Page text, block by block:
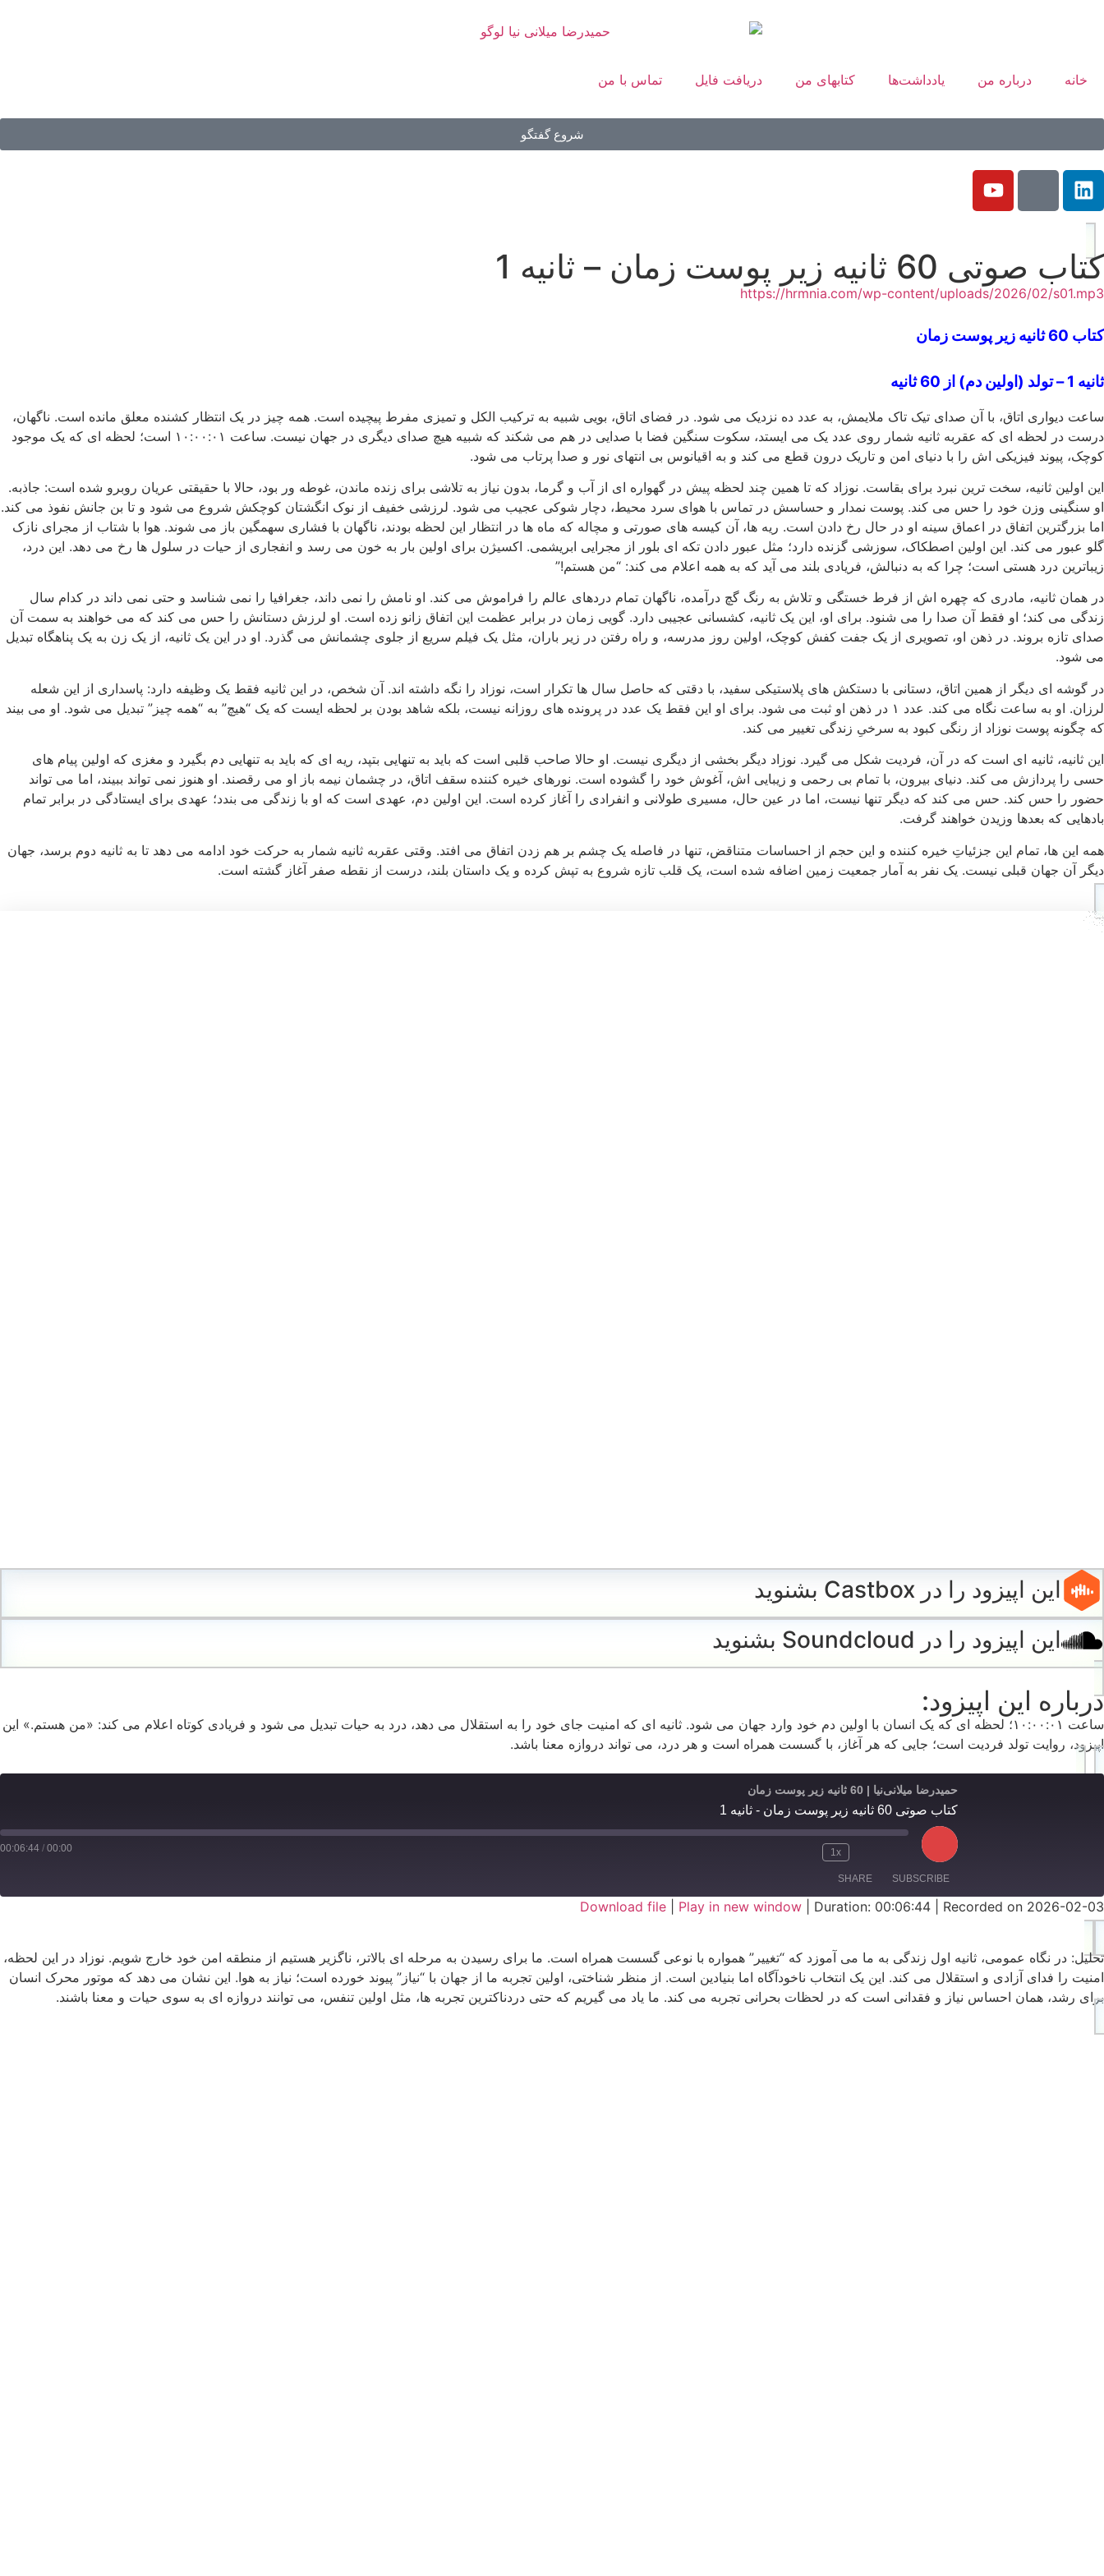
خانه درباره من یادداشت‌ها کتابهای من دریافت فایل تماس با من
شروع گفتگو
کتاب صوتی 60 ثانیه زیر پوست زمان – ثانیه 1
https://hrmnia.com/wp-content/uploads/2026/02/s01.mp3
کتاب 60 ثانیه زیر پوست زمان
ثانیه 1 – تولد (اولین دم) از 60 ثانیه
ساعت دیواری اتاق، با آن صدای تیک تاک ملایمش، به عدد ده نزدیک می شود. در فضای اتاق، بویی شبیه به ترکیب الکل و تمیزی مفرط پیچیده است. همه چیز در یک انتظار کشنده معلق مانده است. ناگهان،
درست در لحظه ای که عقربه ثانیه شمار روی عدد یک می ایستد، سکوت سنگین فضا با صدایی در هم می شکند که شبیه هیچ صدای دیگری در جهان نیست. ساعت ۱۰:۰۰:۰۱ است؛ لحظه ای که یک موجود
کوچک، پیوند فیزیکی اش را با دنیای امن و تاریک درون قطع می کند و به اقیانوس بی انتهای نور و صدا پرتاب می شود.
این اولین ثانیه، سخت ترین نبرد برای بقاست. نوزاد که تا همین چند لحظه پیش در گهواره ای از آب و گرما، بدون نیاز به تلاشی برای زنده ماندن، غوطه ور بود، حالا با حقیقتی عریان روبرو شده است: جاذبه.
او سنگینی وزن خود را حس می کند. پوست نمدار و حساسش در تماس با هوای سرد محیط، دچار شوکی عجیب می شود. لرزشی خفیف از نوک انگشتان کوچکش شروع می شود و تا بن جانش نفوذ می کند.
اما بزرگترین اتفاق در اعماق سینه او در حال رخ دادن است. ریه ها، آن کیسه های صورتی و مچاله که ماه ها در انتظار این لحظه بودند، ناگهان با فشاری سهمگین باز می شوند. هوا با شتاب از مجرای نازک
گلو عبور می کند. این اولین اصطکاک، سوزشی گزنده دارد؛ مثل عبور دادن تکه ای بلور از مجرایی ابریشمی. اکسیژن برای اولین بار به خون می رسد و انفجاری از حیات در سلول ها رخ می دهد. این درد،
زیباترین درد هستی است؛ چرا که به دنبالش، فریادی بلند می آید که به همه اعلام می کند: “من هستم!”
در همان ثانیه، مادری که چهره اش از فرط خستگی و تلاش به رنگ گچ درآمده، ناگهان تمام دردهای عالم را فراموش می کند. او نامش را نمی داند، جغرافیا را نمی شناسد و حتی نمی داند در کدام سال
زندگی می کند؛ او فقط آن صدا را می شنود. برای او، این یک ثانیه، کشسانی عجیبی دارد. گویی زمان در برابر عظمت این اتفاق زانو زده است. او لرزش دستانش را حس می کند که می خواهند به سمت آن
صدای تازه بروند. در ذهن او، تصویری از یک جفت کفش کوچک، اولین روز مدرسه، و راه رفتن در زیر باران، مثل یک فیلم سریع از جلوی چشمانش می گذرد. او در این یک ثانیه، از یک زن به یک پناهگاه تبدیل
می شود.
در گوشه ای دیگر از همین اتاق، دستانی با دستکش های پلاستیکی سفید، با دقتی که حاصل سال ها تکرار است، نوزاد را نگه داشته اند. آن شخص، در این ثانیه فقط یک وظیفه دارد: پاسداری از این شعله
لرزان. او به ساعت نگاه می کند. عدد ۱ در ذهن او ثبت می شود. برای او این فقط یک عدد در پرونده های روزانه نیست، بلکه شاهد بودن بر لحظه ایست که یک “هیچ” به “همه چیز” تبدیل می شود. او می بیند
که چگونه پوست نوزاد از رنگی کبود به سرخیِ زندگی تغییر می کند.
این ثانیه، ثانیه ای است که در آن، فردیت شکل می گیرد. نوزاد دیگر بخشی از دیگری نیست. او حالا صاحب قلبی است که باید به تنهایی بتپد، ریه ای که باید به تنهایی دم بگیرد و مغزی که اولین پیام های
حسی را پردازش می کند. دنیای بیرون، با تمام بی رحمی و زیبایی اش، آغوش خود را گشوده است. نورهای خیره کننده سقف اتاق، در چشمان نیمه باز او می رقصند. او هنوز نمی تواند ببیند، اما می تواند
حضور را حس کند. حس می کند که دیگر تنها نیست، اما در عین حال، مسیری طولانی و انفرادی را آغاز کرده است. این اولین دم، عهدی است که او با زندگی می بندد؛ عهدی برای ایستادگی در برابر تمام
بادهایی که بعدها وزیدن خواهند گرفت.
همه این ها، تمام این جزئیاتِ خیره کننده و این حجم از احساسات متناقض، تنها در فاصله یک چشم بر هم زدن اتفاق می افتد. وقتی عقربه ثانیه شمار به حرکت خود ادامه می دهد تا به ثانیه دوم برسد، جهان
دیگر آن جهان قبلی نیست. یک نفر به آمار جمعیت زمین اضافه شده است، یک قلب تازه شروع به تپش کرده و یک داستان بلند، درست از نقطه صفر آغاز گشته است.
این اپیزود را در Castbox بشنوید
این اپیزود را در Soundcloud بشنوید
درباره این اپیزود:
ساعت ۱۰:۰۰:۰۱؛ لحظه ای که یک انسان با اولین دم خود وارد جهان می شود. ثانیه ای که امنیت جای خود را به استقلال می دهد، درد به حیات تبدیل می شود و فریادی کوتاه اعلام می کند: «من هستم.» این
اپیزود، روایت تولد فردیت است؛ جایی که هر آغاز، با گسست همراه است و هر درد، می تواند دروازه معنا باشد.
حمیدرضا میلانی‌نیا | 60 ثانیه زیر پوست زمان
کتاب صوتی 60 ثانیه زیر پوست زمان - ثانیه 1
1x
00:00
/
00:06:44
SUBSCRIBE
SHARE
RSS FEED
LINK
EMBED
Download file Play in new window Duration: 00:06:44 Recorded on 2026-02-03
تحلیل: در نگاه عمومی، ثانیه اول زندگی به ما می آموزد که “تغییر” همواره با نوعی گسست همراه است. ما برای رسیدن به مرحله ای بالاتر، ناگزیر هستیم از منطقه امن خود خارج شویم. نوزاد در این لحظه،
امنیت را فدای آزادی و استقلال می کند. این یک انتخاب ناخودآگاه اما بنیادین است. از منظر شناختی، اولین تجربه ما از جهان با “نیاز” پیوند خورده است؛ نیاز به هوا. این نشان می دهد که موتور محرک انسان
برای رشد، همان احساس نیاز و فقدانی است که در لحظات بحرانی تجربه می کند. ما یاد می گیریم که حتی دردناکترین تجربه ها، مثل اولین تنفس، می توانند دروازه ای به سوی حیات و معنا باشند.